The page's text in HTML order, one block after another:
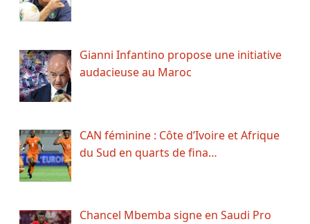
Gianni Infantino propose une initiative
audacieuse au Maroc
CAN féminine : Côte d’Ivoire et Afrique
du Sud en quarts de fina…
Chancel Mbemba signe en Saudi Pro